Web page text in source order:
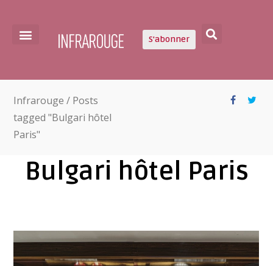
S'abonner
Infrarouge / Posts
tagged "Bulgari hôtel
Paris"
Bulgari hôtel Paris